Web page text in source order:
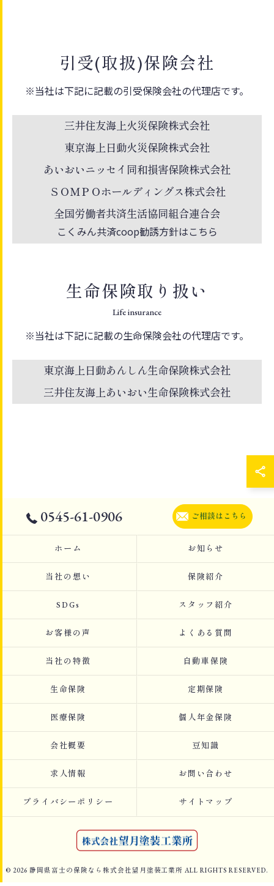
引受(取扱)保険会社
※当社は下記に記載の引受保険会社の代理店です。
三井住友海上火災保険株式会社
東京海上日動火災保険株式会社
あいおいニッセイ同和損害保険株式会社
ＳＯＭＰＯホールディングス株式会社
全国労働者共済生活協同組合連合会
こくみん共済coop勧誘方針はこちら
Life insurance
生命保険取り扱い
※当社は下記に記載の生命保険会社の代理店です。
東京海上日動あんしん生命保険株式会社
三井住友海上あいおい生命保険株式会社
0545-61-0906 ご相談はこちら
ホーム お知らせ
当社の想い 保険紹介
SDGs スタッフ紹介
お客様の声 よくある質問
当社の特徴 自動車保険
生命保険 定期保険
医療保険 個人年金保険
会社概要 豆知識
求人情報 お問い合わせ
プライバシーポリシー サイトマップ
© 2026 静岡県富士の保険なら株式会社望月塗装工業所 ALL RIGHTS RESERVED.